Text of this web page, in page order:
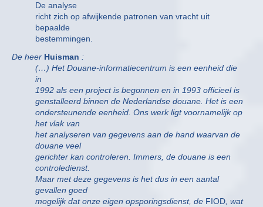
De analyse
richt zich op afwijkende patronen van vracht uit
bepaalde
bestemmingen.
De heer Huisman :
(…) Het Douane-informatiecentrum is een eenheid die
in
1992 als een project is begonnen en in 1993 officieel is
genstalleerd binnen de Nederlandse douane. Het is een
ondersteunende eenheid. Ons werk ligt voornamelijk op
het vlak van
het analyseren van gegevens aan de hand waarvan de
douane veel
gerichter kan controleren. Immers, de douane is een
controledienst.
Maar met deze gegevens is het dus in een aantal
gevallen goed
mogelijk dat onze eigen opsporingsdienst, de FIOD, wat